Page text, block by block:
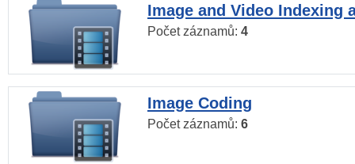
Image and Video Indexing
Počet záznamů: 4
Image Coding
Počet záznamů: 6